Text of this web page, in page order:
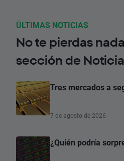
ÚLTIMAS NOTICIAS
No te pierdas
sección de
Tres mercados a
7 de agosto de 2026
¿Quién podría